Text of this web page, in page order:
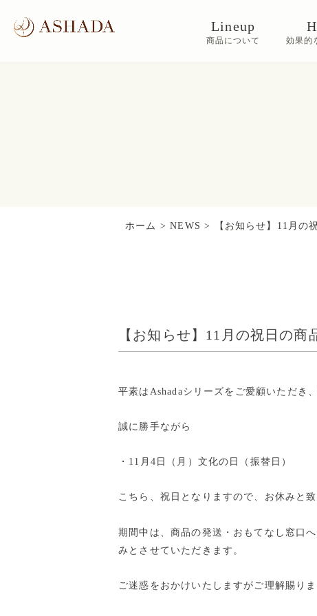
Lineup
商品について 効果的
ホーム >NEWS > 【お知らせ】11月の
【お知らせ】11月の祝日の
平素はAshadaシリーズをご愛顧いただき
誠に勝手ながら
・11月4日（月）文化の日（振替日）
こちら、祝日となりますので、お休みと致
期間中は、商品の発送・おもてなし窓口
みとさせていただきます。
ご迷惑をおかけいたしますがご理解賜り